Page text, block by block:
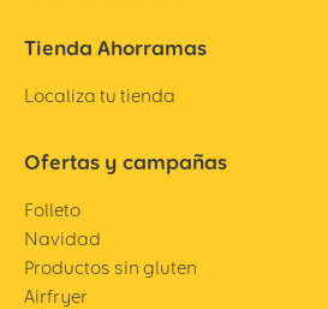
Tienda Ahorramas
Localiza tu tienda
Ofertas y campañas
Folleto
Navidad
Productos sin gluten
Airfryer